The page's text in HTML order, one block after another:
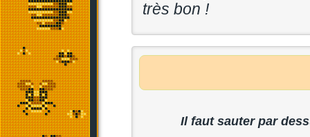
très bon !
Il faut sauter par